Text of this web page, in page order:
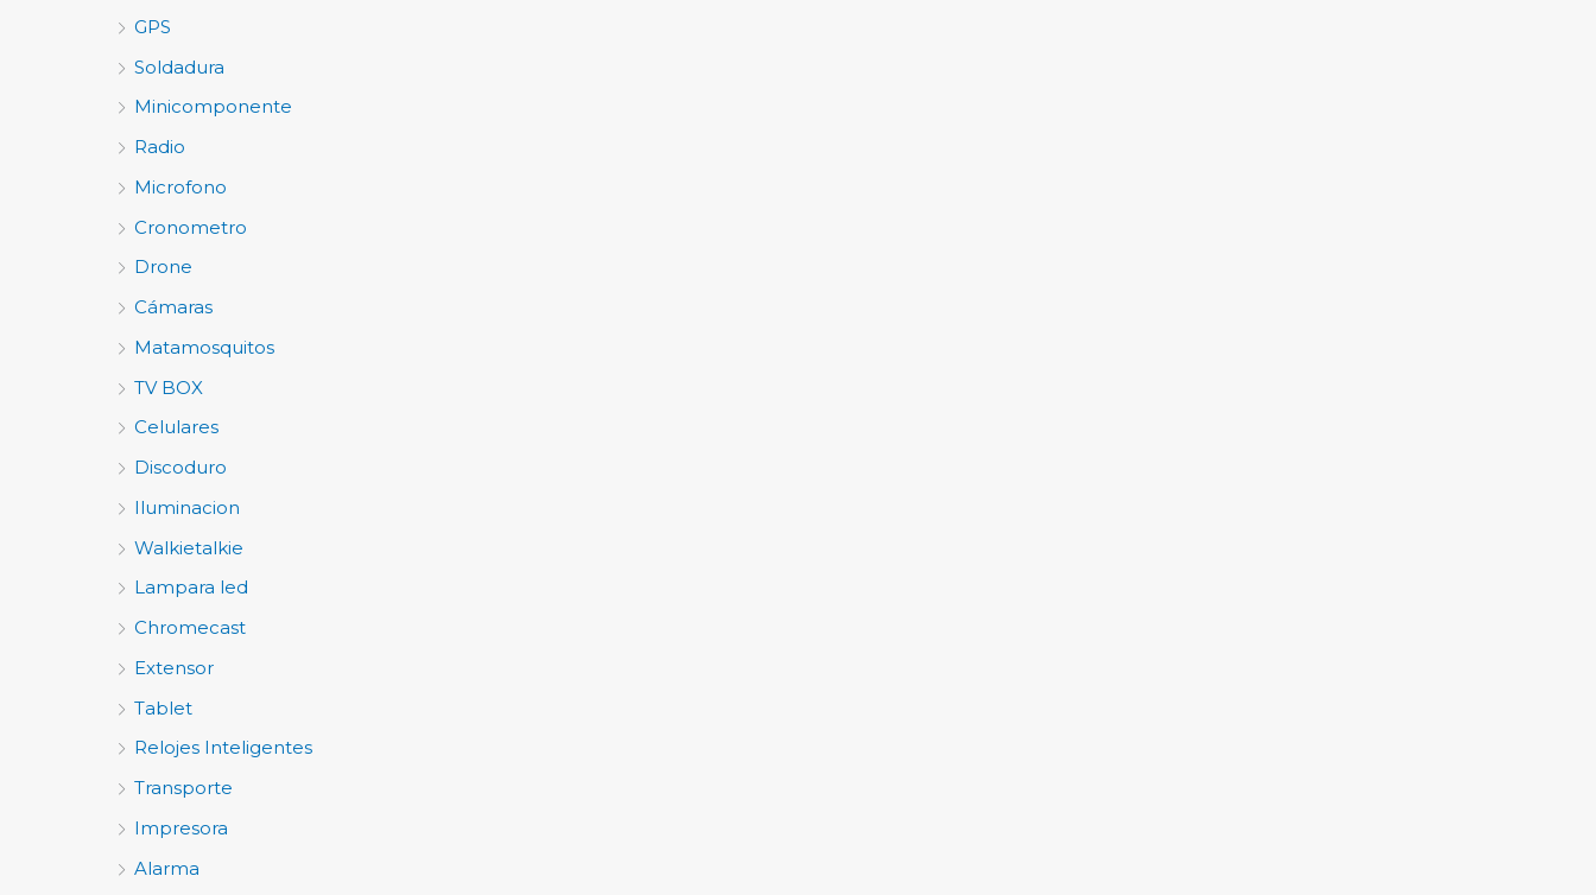
GPS
Soldadura
Minicomponente
Radio
Microfono
Cronometro
Drone
Cámaras
Matamosquitos
TV BOX
Celulares
Discoduro
Iluminacion
Walkietalkie
Lampara led
Chromecast
Extensor
Tablet
Relojes Inteligentes
Transporte
Impresora
Alarma